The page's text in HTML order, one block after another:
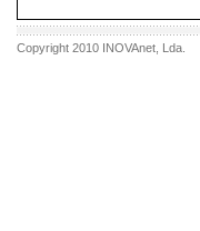
Copyright 2010 INOVAnet , Lda.